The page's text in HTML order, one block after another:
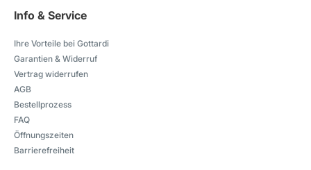
Info & Service
Ihre Vorteile bei Gottardi
Garantien & Widerruf
Vertrag widerrufen
AGB
Bestellprozess
FAQ
Öffnungszeiten
Barrierefreiheit